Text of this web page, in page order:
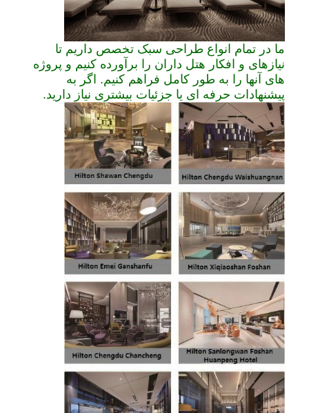
سوالات
حالا حرف بزن
مبلمان هتل
مبلمان ویلا
مبلمان آپارتمان
مبلمان باشگاه تجاری
مبلمان اتاق غذا
مبلمان اداری
مبلمان روکش شده
ما در تمام انواع طراحی سبک تخصص داریم تا
نیازهای و افکار هتل داران را برآورده کنیم و پروژه
های آنها را به طور کامل فراهم کنیم. اگر به
پیشنهادات حرفه ای یا جزئیات بیشتری نیاز دارید.